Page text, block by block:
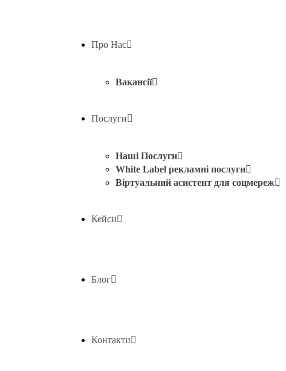
Про Нас
Вакансії
Послуги
Наші Послуги
White Label рекламні послуги
Віртуальний асистент для соцмереж
Кейси
Блог
Контакти